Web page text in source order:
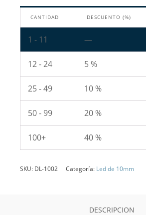
CANTIDAD DESCUENTO (%)
1 - 11 —
12 - 24 5 %
25 - 49 10 %
50 - 99 20 %
100+ 40 %
SKU: DL-1002 Categoría: Led de 10mm
DESCRIPCION